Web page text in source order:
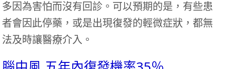
多因為害怕而沒有回診。可以預期的是，有些患
者會因此停藥，或是出現復發的輕微症狀，都無
法及時讓醫療介入。